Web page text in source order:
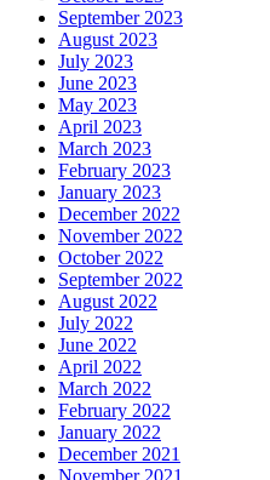
September 2023
August 2023
July 2023
June 2023
May 2023
April 2023
March 2023
February 2023
January 2023
December 2022
November 2022
October 2022
September 2022
August 2022
July 2022
June 2022
April 2022
March 2022
February 2022
January 2022
December 2021